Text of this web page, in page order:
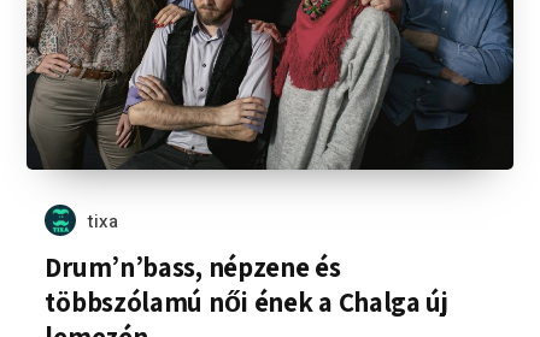
tixa
Drum’n’bass, népzene és
többszólamú női ének a Chalga új